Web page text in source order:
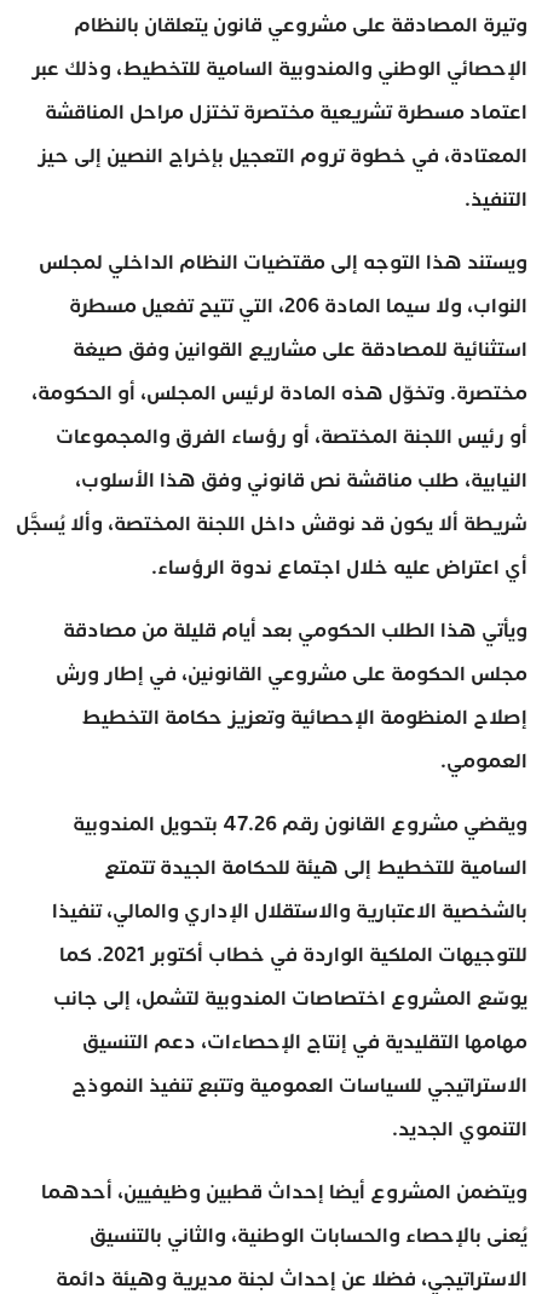
وتيرة المصادقة على مشروعي قانون يتعلقان بالنظام
الإحصائي الوطني والمندوبية السامية للتخطيط، وذلك عبر
اعتماد مسطرة تشريعية مختصرة تختزل مراحل المناقشة
المعتادة، في خطوة تروم التعجيل بإخراج النصين إلى حيز
التنفيذ.
ويستند هذا التوجه إلى مقتضيات النظام الداخلي لمجلس
النواب، ولا سيما المادة 206، التي تتيح تفعيل مسطرة
استثنائية للمصادقة على مشاريع القوانين وفق صيغة
مختصرة. وتخوّل هذه المادة لرئيس المجلس، أو الحكومة،
أو رئيس اللجنة المختصة، أو رؤساء الفرق والمجموعات
النيابية، طلب مناقشة نص قانوني وفق هذا الأسلوب،
شريطة ألا يكون قد نوقش داخل اللجنة المختصة، وألا يُسجَّل
أي اعتراض عليه خلال اجتماع ندوة الرؤساء.
ويأتي هذا الطلب الحكومي بعد أيام قليلة من مصادقة
مجلس الحكومة على مشروعي القانونين، في إطار ورش
إصلاح المنظومة الإحصائية وتعزيز حكامة التخطيط
العمومي.
ويقضي مشروع القانون رقم 47.26 بتحويل المندوبية
السامية للتخطيط إلى هيئة للحكامة الجيدة تتمتع
بالشخصية الاعتبارية والاستقلال الإداري والمالي، تنفيذا
للتوجيهات الملكية الواردة في خطاب أكتوبر 2021. كما
يوسّع المشروع اختصاصات المندوبية لتشمل، إلى جانب
مهامها التقليدية في إنتاج الإحصاءات، دعم التنسيق
الاستراتيجي للسياسات العمومية وتتبع تنفيذ النموذج
التنموي الجديد.
ويتضمن المشروع أيضا إحداث قطبين وظيفيين، أحدهما
يُعنى بالإحصاء والحسابات الوطنية، والثاني بالتنسيق
الاستراتيجي، فضلا عن إحداث لجنة مديرية وهيئة دائمة